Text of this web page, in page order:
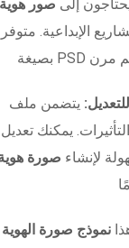
إلى صور هوية
الإبداعية. متوفر
يتضمن ملف Photoshop منظم بالكامل مع
يمكنك تعديل
لإنشاء صورة